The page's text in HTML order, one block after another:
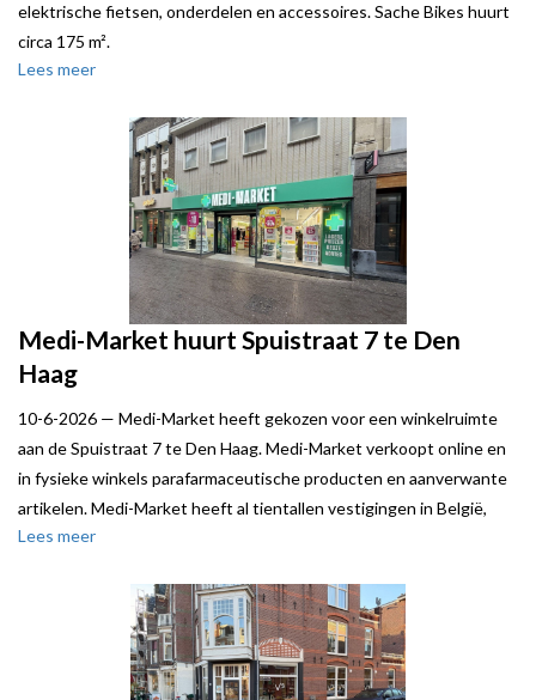
elektrische fietsen, onderdelen en accessoires. Sache Bikes huurt
circa 175 m².
Lees meer
Medi-Market huurt Spuistraat 7 te Den
Haag
10-6-2026 — Medi-Market heeft gekozen voor een winkelruimte
aan de Spuistraat 7 te Den Haag. Medi-Market verkoopt online en
in fysieke winkels parafarmaceutische producten en aanverwante
artikelen. Medi-Market heeft al tientallen vestigingen in België,
Luxemburg en Nederland. De Spuistraat 7 is ongeveer 444 m²
Verhuurder werd bijgestaan door Steven de Neeff van Local Joe.
Jean-Marie Mulkens van MAIN Real Estate stond Medi-Market bij.
Lees meer